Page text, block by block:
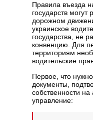
Правила въезда
государств могут
дорожном
украинское
государства, не
конвенцию. Для
территориям
водительские
Первое, что
документы,
собственности
управление: